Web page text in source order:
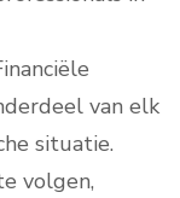
van elk
situatie.
volgen,